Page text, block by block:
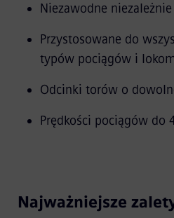
Niezawodne
Przystosowane do
typów pociągów i
Odcinki torów o
Prędkości pociągów do
Najważniejsze